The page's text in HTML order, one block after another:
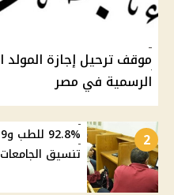
الرسمية في مصر
2
تنسيق الجامعات 2026 وأماكن المرحلة الثانية